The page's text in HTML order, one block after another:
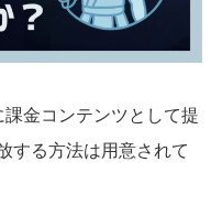
金コンテンツとして提
する方法は用意されて